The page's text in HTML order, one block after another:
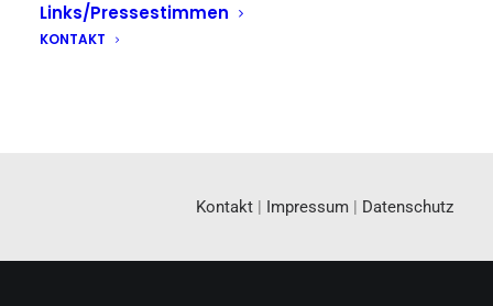
Links/Pressestimmen
KONTAKT
Kontakt | Impressum | Datenschutz